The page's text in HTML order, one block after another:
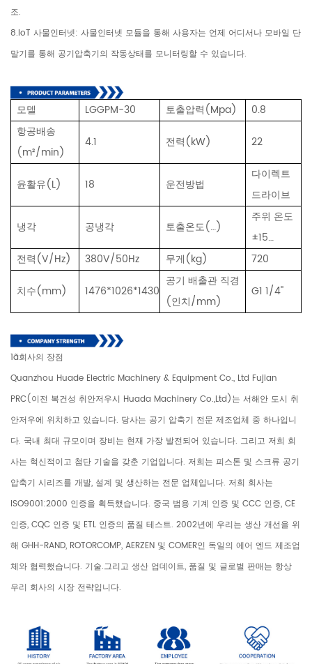
조.
8.IoT 사물인터넷: 사물인터넷 모듈을 통해 사용자는 언제 어디서나 모바일 단
말기를 통해 공기압축기의 작동상태를 모니터링할 수 있습니다.
모델 LGGPM-30 토출압력(Mpa)
0.8
항공배송
(m²/min)
4.1 전력(kW) 22
윤활유(L) 18 운전방법
다이렉트
드라이브
냉각
공냉각 토출온도(…)
주위 온도
±15…
전력(V/Hz)
380V/50Hz 무게(kg)
720
치수(mm)
1476*1026*1430
공기 배출관 직경
(인치/mm)
G1 1/4''
1ã회사의 장점
Quanzhou Huade Electric Machinery & Equipment Co., Ltd Fujian
PRC(이전 복건성 취안저우시 Huada Machinery Co.,Ltd)는 서해안 도시 취
안저우에 위치하고 있습니다. 당사는 공기 압축기 전문 제조업체 중 하나입니
다. 국내 최대 규모이며 장비는 현재 가장 발전되어 있습니다. 그리고 저희 회
사는 혁신적이고 첨단 기술을 갖춘 기업입니다. 저희는 피스톤 및 스크류 공기
압축기 시리즈를 개발, 설계 및 생산하는 전문 업체입니다. 저희 회사는
ISO9001:2000 인증을 획득했습니다. 중국 범용 기계 인증 및 CCC 인증, CE
인증, CQC 인증 및 ETL 인증의 품질 테스트. 2002년에 우리는 생산 개선을 위
해 GHH-RAND, ROTORCOMP, AERZEN 및 COMER인 독일의 에어 엔드 제조업
체와 협력했습니다. 기술.그리고 생산 업데이트, 품질 및 글로벌 판매는 항상
우리 회사의 시장 전략입니다.